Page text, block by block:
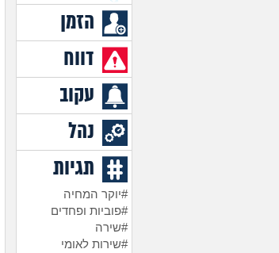
הזמן
דווח
עקוב
נהל
תגיות
#יוקר המחיה
#פוביות ופחדים
#שירה
#שירות לאומי